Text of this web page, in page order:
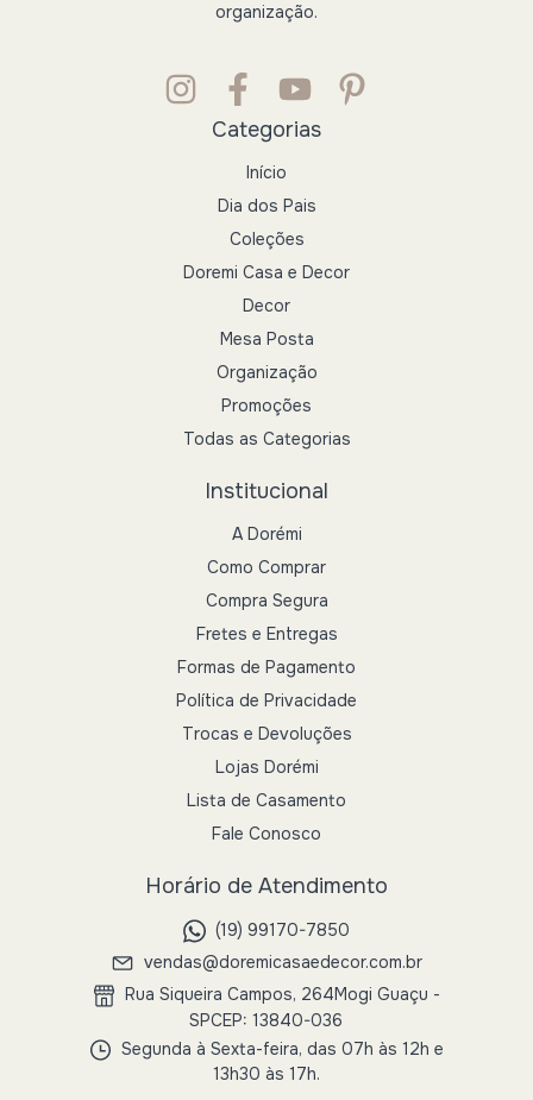
organização.
Categorias
Início
Dia dos Pais
Coleções
Doremi Casa e Decor
Decor
Mesa Posta
Organização
Promoções
Todas as Categorias
Institucional
A Dorémi
Como Comprar
Compra Segura
Fretes e Entregas
Formas de Pagamento
Política de Privacidade
Trocas e Devoluções
Lojas Dorémi
Lista de Casamento
Fale Conosco
Horário de Atendimento
(19) 99170-7850
vendas@doremicasaedecor.com.br
Rua Siqueira Campos, 264Mogi Guaçu -
SPCEP: 13840-036
Segunda à Sexta-feira, das 07h às 12h e
13h30 às 17h.